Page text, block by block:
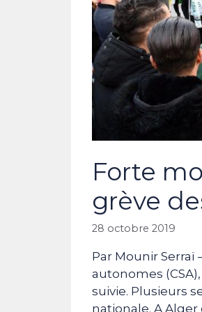
Forte
grève
28 octobre 2019
Par Mounir Serraï
autonomes
suivie. Plusieurs
nationale. A